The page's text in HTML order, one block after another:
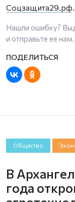
Соцзащита29.рф.
Нашли ошибку?
и отправьте ее нам.
Общество
В
года